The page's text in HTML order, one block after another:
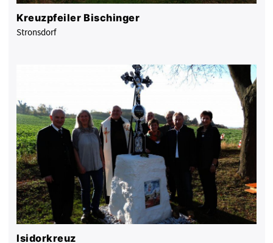
Kreuzpfeiler Bischinger
Stronsdorf
Isidorkreuz